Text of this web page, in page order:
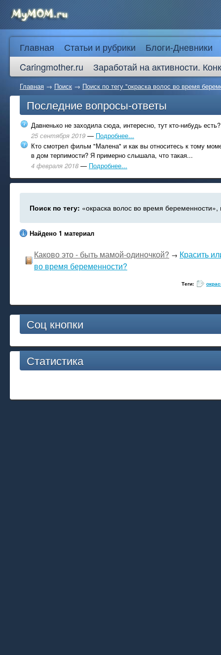
Главная Статьи и рубрики
Блоги-Дневники
Caringmother.ru
Заработай на активности.
Главная → Поиск → Поиск по тегу "окраска волос во время
Последние вопросы-ответы
Давненько не заходила сюда, интересно, тут кто-нибудь есть?
25 сентября 2019 — Подробнее...
Кто смотрел фильм "Малена" и как вы относитесь к тому
в дом терпимости? Я примерно слышала, что такая...
4 февраля 2018 — Подробнее...
Поиск по тегу: «окраска волос во время беременности»,
Найдено 1 материал
Каково это - быть мамой-одиночкой? → Красить
во время беременности?
Теги:
Соц кнопки
Статистика